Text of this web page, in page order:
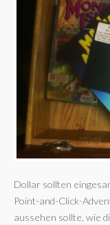
Dollar sollten
Point-and-Click-
aussehen sollte, wie